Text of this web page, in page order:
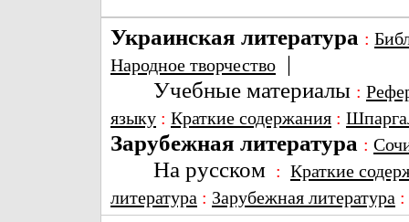
Украинская литература :
Народное творчество |
Учебные материалы :
языку : Краткие содержания :
Зарубежная литература :
На русском : Краткие
литература : Зарубежная литература